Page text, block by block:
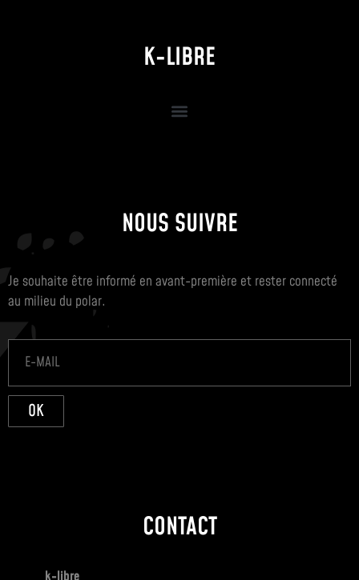
K-LIBRE
NOUS SUIVRE
Je souhaite être informé en avant-première et rester connecté
au milieu du polar.
OK
CONTACT